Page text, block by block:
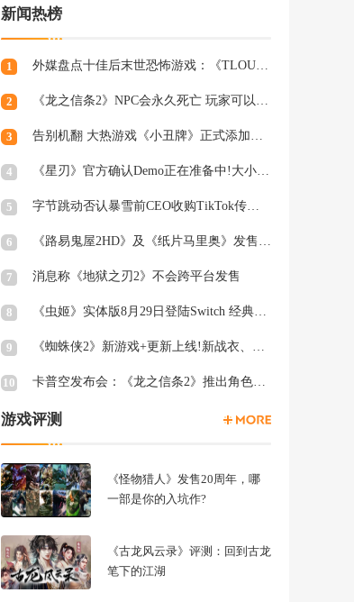
新闻热榜
1 外媒盘点十佳后末世恐怖游戏：《TLOU》登顶
2 《龙之信条2》NPC会永久死亡 玩家可以出手进行保护
3 告别机翻 大热游戏《小丑牌》正式添加简体中文支持
4 《星刃》官方确认Demo正在准备中!大小或超16GB
5 字节跳动否认暴雪前CEO收购TikTok传言：假的!
6 《路易鬼屋2HD》及《纸片马里奥》发售日确定
7 消息称《地狱之刃2》不会跨平台发售
8 《虫姬》实体版8月29日登陆Switch 经典弹幕射击
9 《蜘蛛侠2》新游戏+更新上线!新战衣、终极关卡等
10 卡普空发布会：《龙之信条2》推出角色创建试玩工具
游戏评测
《怪物猎人》发售20周年，哪
一部是你的入坑作?
《古龙风云录》评测：回到古龙
笔下的江湖